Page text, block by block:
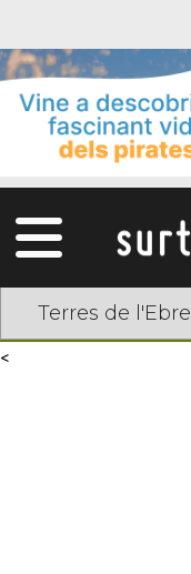
Terres de l'Ebre
<